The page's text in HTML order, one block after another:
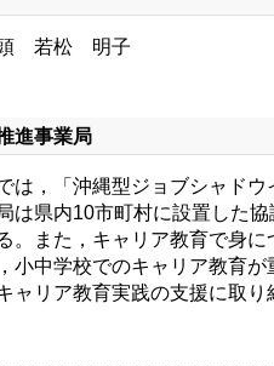
頭 若松 明子
進事業局
，「沖縄型ジョブシャド
は県内10市町村に設置した
。また，キャリア教育で身
小中学校でのキャリア教育
リア教育実践の支援に取り